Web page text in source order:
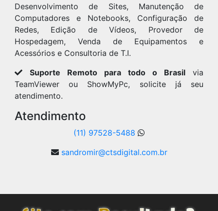
Desenvolvimento de Sites, Manutenção de
Computadores e Notebooks, Configuração de
Redes, Edição de Vídeos, Provedor de
Hospedagem, Venda de Equipamentos e
Acessórios e Consultoria de T.I.
Suporte Remoto para todo o Brasil via
TeamViewer ou ShowMyPc, solicite já seu
atendimento.
Atendimento
(11) 97528-5488
sandromir@ctsdigital.com.br